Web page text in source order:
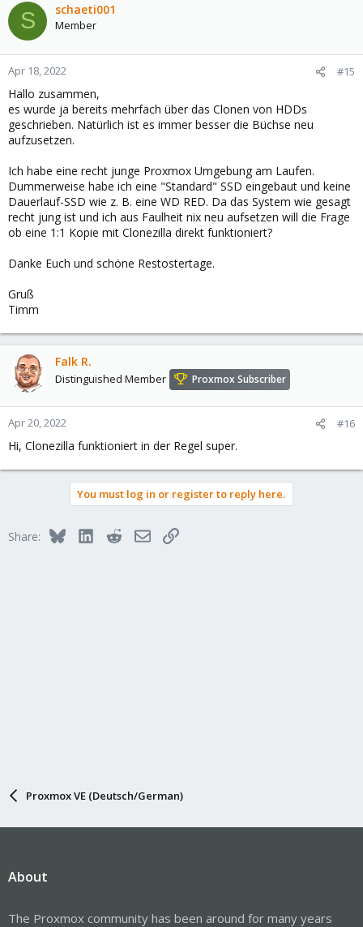
S schaeti001
Member
Apr 18, 2022 #15
Hallo zusammen,
es wurde ja bereits mehrfach über das Clonen von HDDs
geschrieben. Natürlich ist es immer besser die Büchse neu
aufzusetzen.
Ich habe eine recht junge Proxmox Umgebung am Laufen.
Dummerweise habe ich eine "Standard" SSD eingebaut und keine
Dauerlauf-SSD wie z. B. eine WD RED. Da das System wie gesagt
recht jung ist und ich aus Faulheit nix neu aufsetzen will die Frage
ob eine 1:1 Kopie mit Clonezilla direkt funktioniert?
Danke Euch und schöne Restostertage.
Gruß
Timm
Falk R.
Distinguished Member Proxmox Subscriber
Apr 20, 2022 #16
Hi, Clonezilla funktioniert in der Regel super.
You must log in or register to reply here.
Share: BlueskyLinkedInRedditEmailLink
Proxmox VE (Deutsch/German)
About
The Proxmox community has been around for many years